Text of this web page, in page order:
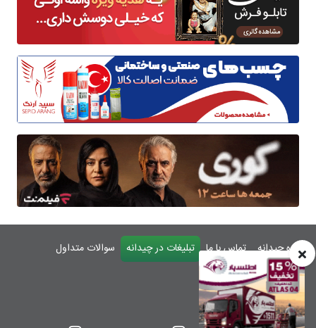
درباره چیدانه تماس با ما تبلیغات در چیدانه
سوالات متداول
ورود